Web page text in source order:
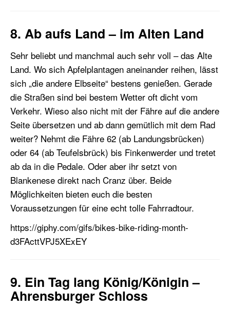
8. Ab aufs Land – im Alten Land
Sehr beliebt und manchmal auch sehr voll – das Alte
Land. Wo sich Apfelplantagen aneinander reihen, lässt
sich „die andere Elbseite“ bestens genießen. Gerade
die Straßen sind bei bestem Wetter oft dicht vom
Verkehr. Wieso also nicht mit der Fähre auf die andere
Seite übersetzen und ab dann gemütlich mit dem Rad
weiter? Nehmt die Fähre 62 (ab Landungsbrücken)
oder 64 (ab Teufelsbrück) bis Finkenwerder und tretet
ab da in die Pedale. Oder aber ihr setzt von
Blankenese direkt nach Cranz über. Beide
Möglichkeiten bieten euch die besten
Voraussetzungen für eine echt tolle Fahrradtour.
https://giphy.com/gifs/bikes-bike-riding-month-
d3FActtVPJ5XExEY
9. Ein Tag lang König/Königin –
Ahrensburger Schloss